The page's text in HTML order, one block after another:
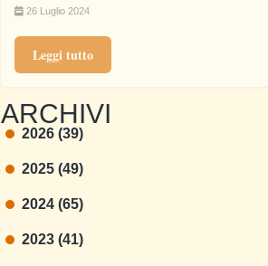
26 Luglio 2024
Leggi tutto
ARCHIVI
2026 (39)
2025 (49)
2024 (65)
2023 (41)